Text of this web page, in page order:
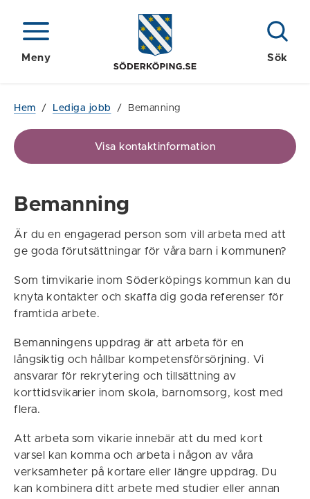
Meny Sök
Hem / Lediga jobb / Bemanning
Visa kontaktinformation
Bemanning
Är du en engagerad person som vill arbeta med att
ge goda förutsättningar för våra barn i kommunen?
Som timvikarie inom Söderköpings kommun kan du
knyta kontakter och skaffa dig goda referenser för
framtida arbete.
Bemanningens uppdrag är att arbeta för en
långsiktig och hållbar kompetensförsörjning. Vi
ansvarar för rekrytering och tillsättning av
korttidsvikarier inom skola, barnomsorg, kost med
flera.
Att arbeta som vikarie innebär att du med kort
varsel kan komma och arbeta i någon av våra
verksamheter på kortare eller längre uppdrag. Du
kan kombinera ditt arbete med studier eller annan